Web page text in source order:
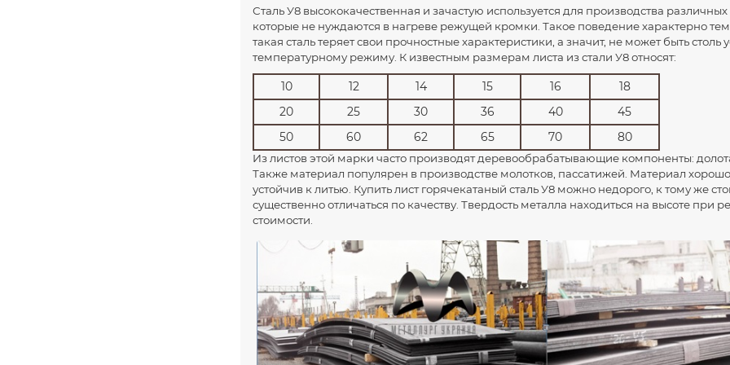
8
1500 6000 У8 19903-74
98000
8
2000 6000 У8 19903-74
98000
10
1500 6000 У8 19903-74
98000
19903-74
12
19903-74
12
19903-74
14
1500 6000 У8 19903-74
98000
14
2000 6000 У8 19903-74
98000
6000 19903-74
16
6000 У8 19903-74
98000
6000 У8 19903-74
98000
20
1500 6000 У8 19903-74
98000
20
2000 6000 У8 19903-74
98000
25
1500 6000 У8 19903-74
98000
Сталь У8 высококачественная и зачастую используется для производства
которые не нуждаются в нагреве режущей кромки. Такое поведение характерно
такая сталь теряет свои прочностные характеристики, а значит, не может быть столь
температурному режиму. К известным размерам листа из стали У8 относят:
10 12 14 15 16
18
20
25 30 36 40
45
50
60 62 65 70 80
Из листов этой марки часто производят деревообрабатывающие компоненты:
Также материал популярен в производстве молотков, пассатижей. Материал
устойчив к литью. Купить лист горячекатаный сталь У8 можно недорого, к тому же
существенно отличаться по качеству. Твердость металла находиться на высоте при
стоимости.